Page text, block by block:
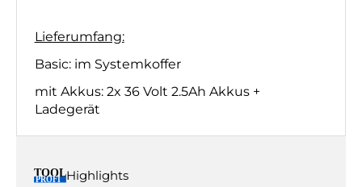
Lieferumfang:
Basic: im Systemkoffer
mit Akkus: 2x 36 Volt 2.5Ah Akkus +
Ladegerät
Highlights